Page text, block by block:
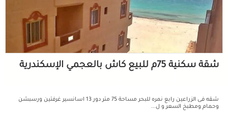
شقة سكنية 75م للبيع كاش بالعجمي الإسكندرية
شقه فى الزراعين رابع نمره للبحر مساحة 75 متر دور 13 اسانسير غرفتين ورسبشن
وحمام ومطبخ السعر و ل...